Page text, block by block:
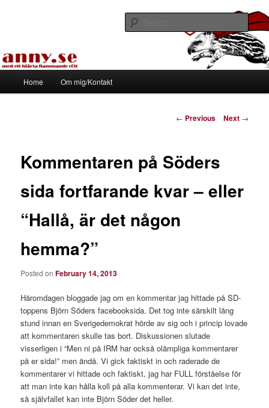
Tapirhen
Home Om mig/Kontakt
Post
← Previous Next →
Kommentaren på Söders
sida fortfarande kvar – eller
“Hallå, är det någon
hemma?”
Posted onFebruary 14, 2013
Häromdagen bloggade jag om en kommentar jag hittade på SD-
toppens Björn Söders facebooksida. Det tog inte särskilt lång
stund innan en Sverigedemokrat hörde av sig och i princip lovade
att kommentaren skulle tas bort. Diskussionen slutade
visserligen i “Men ni på IRM har också olämpliga kommentarer
på er sida!” men ändå. Vi gick faktiskt in och raderade de
kommentarer vi hittade och faktiskt, jag har FULL förståelse för
att man inte kan hålla koll på alla kommenterar. Vi kan det inte,
så självfallet kan inte Björn Söder det heller.